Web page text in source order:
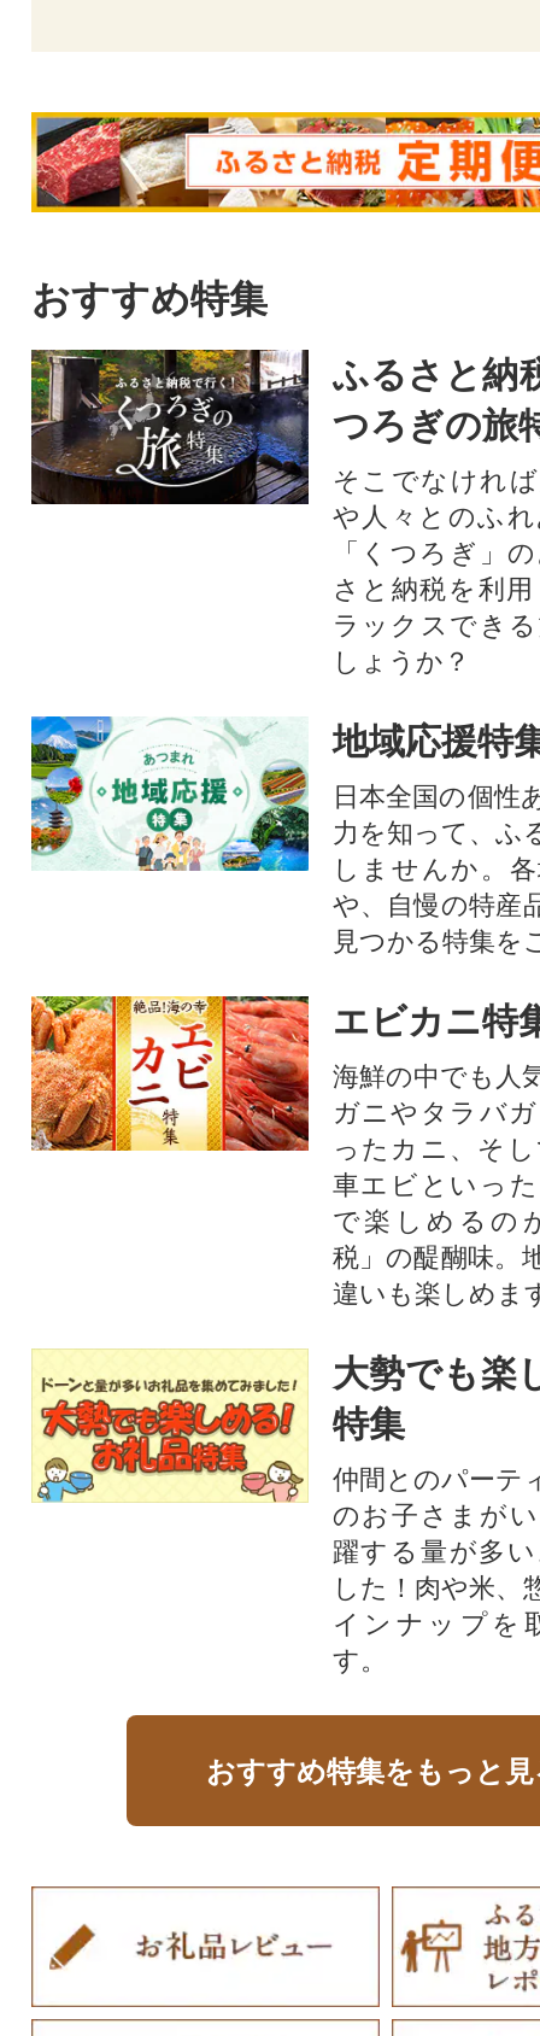
おすすめ特集
ふるさと納
つろぎの旅
そこでなけれ
や人々とのふ
「くつろぎ」
さと納税を利
ラックスでき
しょうか？
地域応援特
日本全国の個性
力を知って、ふ
しませんか。
や、自慢の特産
見つかる特集を
エビカニ特
海鮮の中でも人
ガニやタラバ
ったカニ、そ
車エビといっ
で楽しめるの
税」の醍醐味。
違いも楽しめま
大勢でも楽
特集
仲間とのパーテ
のお子さまが
躍する量が多
した！肉や米、
インナップを
す。
おすすめ特集をもっと